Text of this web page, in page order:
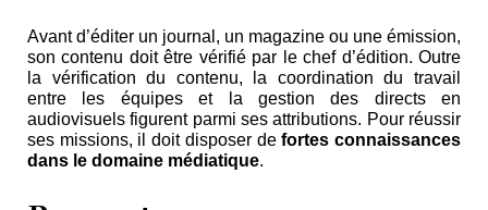
Avant d’éditer un journal, un magazine ou une émission,
son contenu doit être vérifié par le chef d’édition. Outre
la vérification du contenu, la coordination du travail
entre les équipes et la gestion des directs en
audiovisuels figurent parmi ses attributions. Pour réussir
ses missions, il doit disposer defortes connaissances
dans le domaine médiatique.